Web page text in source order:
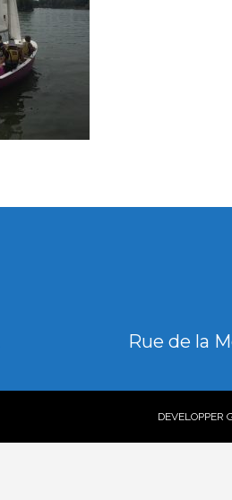
Rue de la
DEVELOPPER